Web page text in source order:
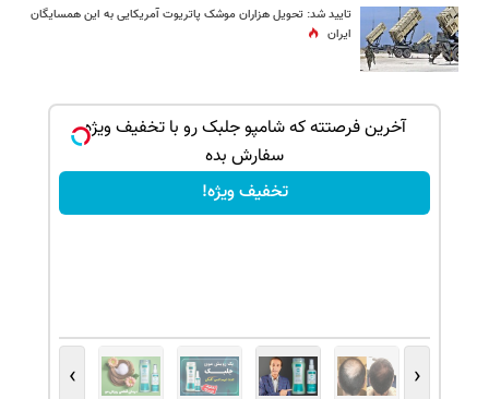
تایید شد: تحویل هزاران موشک پاتریوت آمریکایی به این همسایگان
ایران
آخرین فرصتته که شامپو جلبک رو با تخفیف ویژه
سفارش بده
تخفیف ویژه!
‹
›